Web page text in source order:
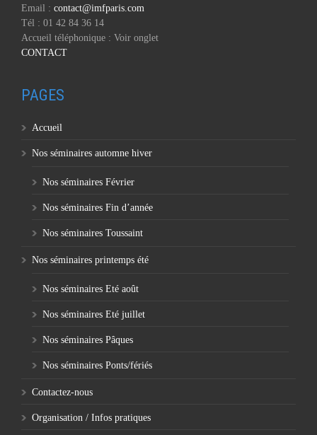
Email : contact@imfparis.com
Tél : 01 42 84 36 14
Accueil téléphonique : Voir onglet
CONTACT
PAGES
Accueil
Nos séminaires automne hiver
Nos séminaires Février
Nos séminaires Fin d’année
Nos séminaires Toussaint
Nos séminaires printemps été
Nos séminaires Eté août
Nos séminaires Eté juillet
Nos séminaires Pâques
Nos séminaires Ponts/fériés
Contactez-nous
Organisation / Infos pratiques